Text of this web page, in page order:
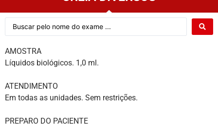
AMOSTRA
Líquidos biológicos. 1,0 ml.
ATENDIMENTO
Em todas as unidades. Sem restrições.
PREPARO DO PACIENTE